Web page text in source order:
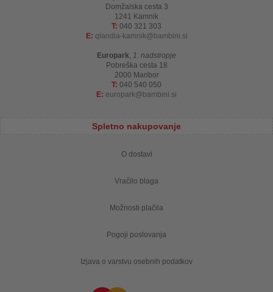
Domžalska cesta 3
1241 Kamnik
T: 040 321 303
E: qlandia-kamnik bambini.si
Europark, 1. nadstropje
Pobreška cesta 18
2000 Maribor
T: 040 540 050
E: europark bambini.si
Spletno nakupovanje
O dostavi
Vračilo blaga
Možnosti plačila
Pogoji poslovanja
Izjava o varstvu osebnih podatkov